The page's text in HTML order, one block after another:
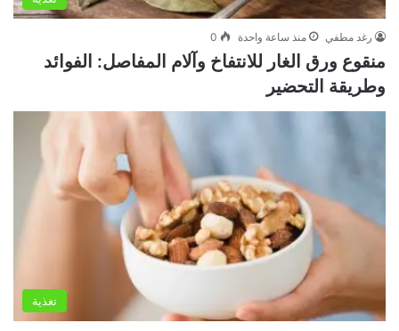
رغد مطفي منذ ساعة واحدة 0
منقوع ورق الغار للانتفاخ وآلام المفاصل: الفوائد
وطريقة التحضير
تغذية